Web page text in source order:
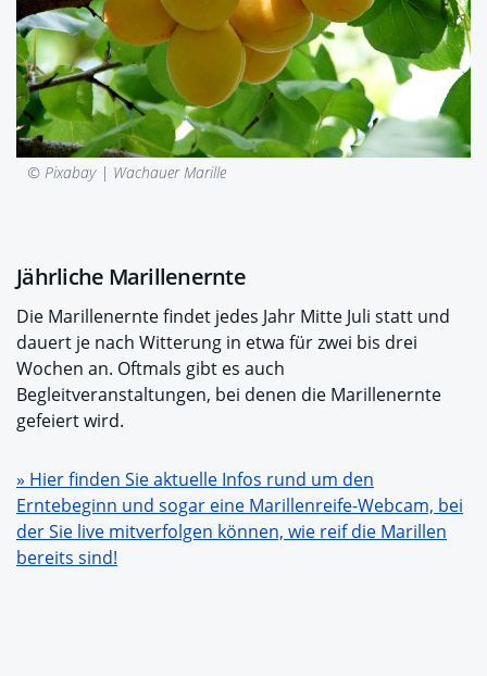
© Pixabay | Wachauer Marille
Jährliche Marillenernte
Die Marillenernte findet jedes Jahr Mitte Juli statt und
dauert je nach Witterung in etwa für zwei bis drei
Wochen an. Oftmals gibt es auch
Begleitveranstaltungen, bei denen die Marillenernte
gefeiert wird.
» Hier finden Sie aktuelle Infos rund um den
Erntebeginn und sogar eine Marillenreife-Webcam, bei
der Sie live mitverfolgen können, wie reif die Marillen
bereits sind!